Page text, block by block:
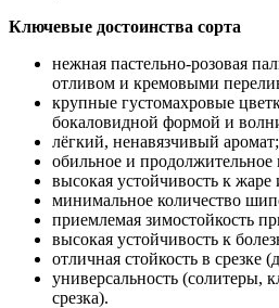
Ключевые достоинства сорта
нежная пастельно‑розовая
отливом и кремовыми
крупные густомахровые
бокаловидной формой и
лёгкий, ненавязчивый аромат;
обильное и продолжительное
высокая устойчивость к
минимальное количество
приемлемая зимостойкость
высокая устойчивость к
отличная стойкость в срезке
универсальность (солитеры,
срезка).